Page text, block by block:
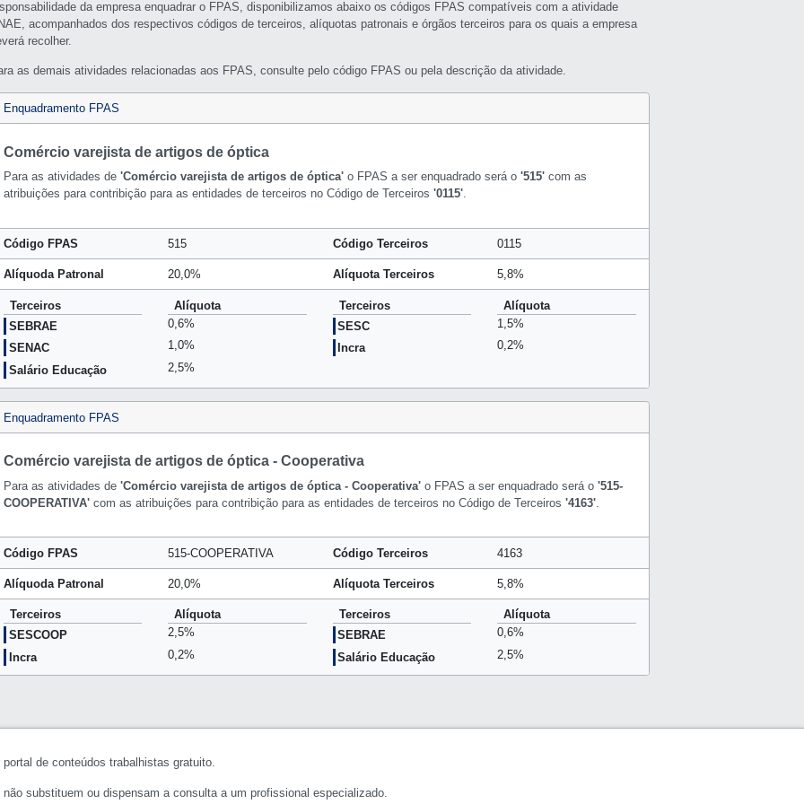
da empresa enquadrar o FPAS, disponibilizamos abaixo os códigos FPAS compatíveis com a atividade
acompanhados dos respectivos códigos de terceiros, alíquotas patronais e órgãos terceiros para os quais a empresa
recolher.
as demais atividades relacionadas aos FPAS, consulte pelo código FPAS ou pela descrição da atividade.
Enquadramento FPAS
Comércio varejista de artigos de óptica
Para as atividades de 'Comércio varejista de artigos de óptica'o FPAS a ser enquadrado será o '515'com as
atribuições para contribição para as entidades de terceiros no Código de Terceiros '0115'.
Código FPAS 515 Código Terceiros 0115
Alíquoda Patronal 20,0% Alíquota Terceiros 5,8%
Terceiros Alíquota Terceiros
Alíquota
SEBRAE
0,6% SESC
1,5%
SENAC
1,0% Incra
0,2%
Salário Educação
2,5%
Enquadramento FPAS
Comércio varejista de artigos de óptica - Cooperativa
Para as atividades de 'Comércio varejista de artigos de óptica - Cooperativa'o FPAS a ser enquadrado será o '515-
COOPERATIVA'com as atribuições para contribição para as entidades de terceiros no Código de Terceiros '4163'.
Código FPAS 515-COOPERATIVA Código Terceiros 4163
Alíquoda Patronal 20,0% Alíquota Terceiros 5,8%
Terceiros Alíquota Terceiros
Alíquota
SESCOOP
2,5% SEBRAE
0,6%
Incra
0,2% Salário Educação 2,5%
de conteúdos trabalhistas gratuito.
substituem ou dispensam a consulta a um profissional especializado.